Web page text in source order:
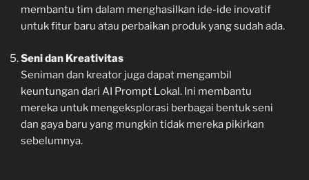
membantu tim dalam menghasilkan ide-ide inovatif
untuk fitur baru atau perbaikan produk yang sudah ada.
Seni dan Kreativitas
Seniman dan kreator juga dapat mengambil
keuntungan dari AI Prompt Lokal. Ini membantu
mereka untuk mengeksplorasi berbagai bentuk seni
dan gaya baru yang mungkin tidak mereka pikirkan
sebelumnya.